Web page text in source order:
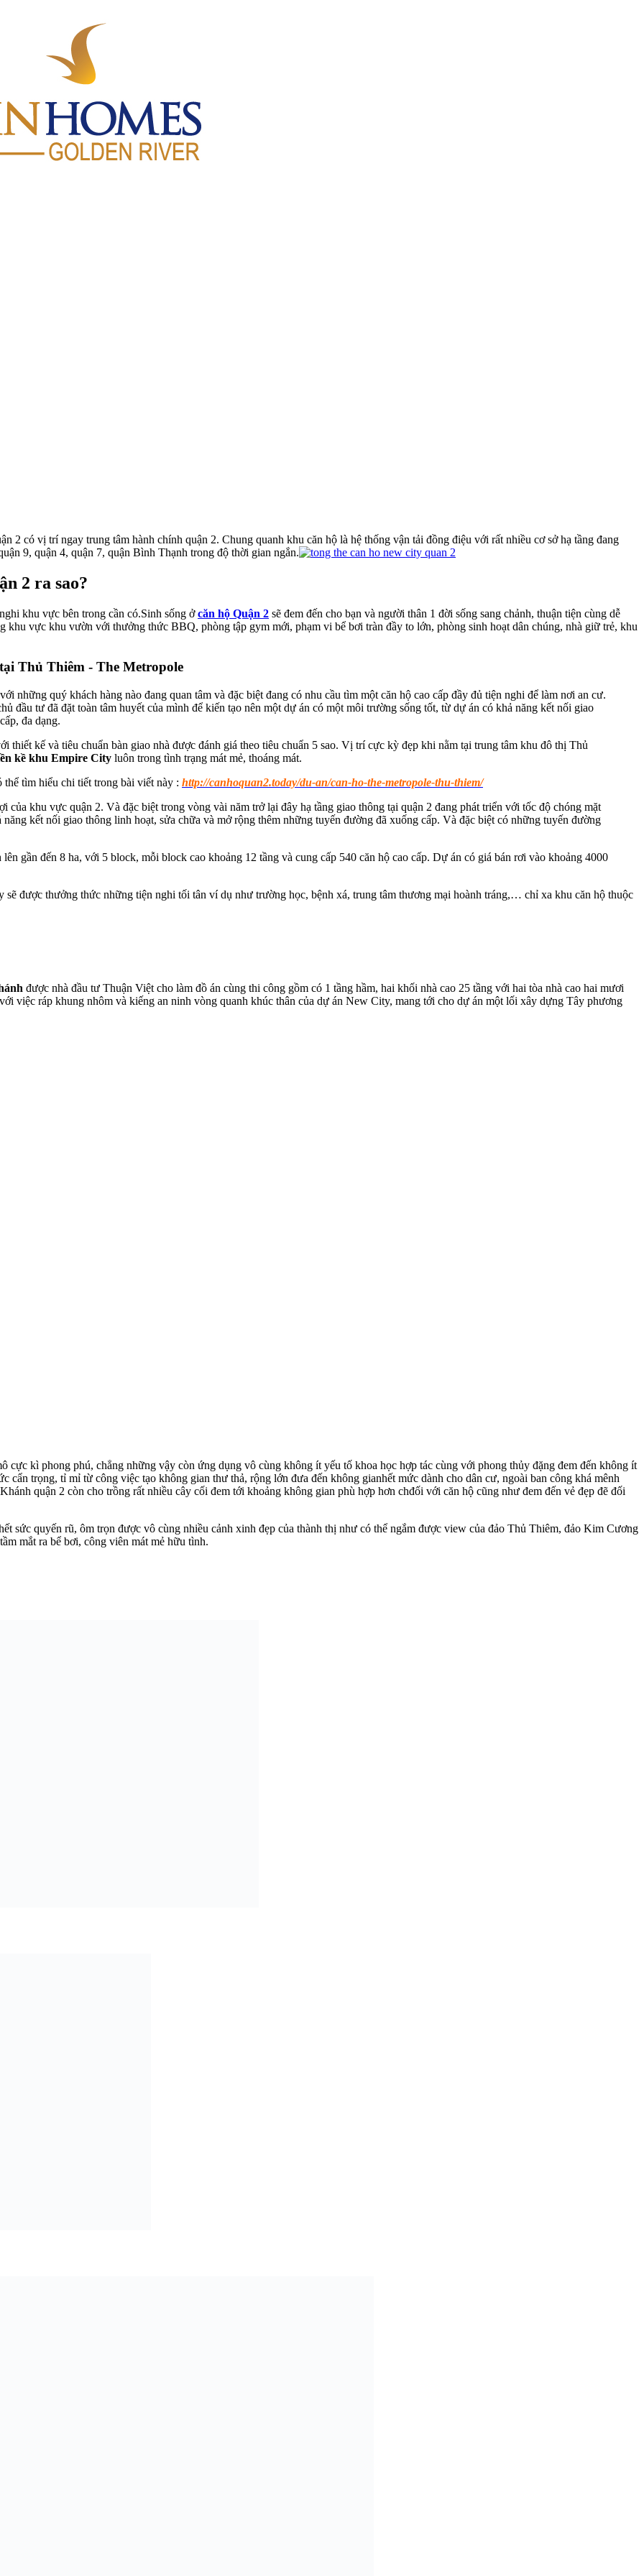
2 có vị trí ngay trung tâm hành chính quận 2. Chung quanh khu căn hộ là hệ thống vận tải đồng điệu với rất nhiều cơ sở hạ tầng đang
9, quận 4, quận 7, quận Bình Thạnh trong độ thời gian ngắn.
2 ra sao?
khu vực bên trong cần có.Sinh sống ởcăn hộ Quận 2 sẽ đem đến cho bạn và người thân 1 đời sống sang chảnh, thuận tiện cùng dễ
khu vực khu vườn với thưởng thức BBQ, phòng tập gym mới, phạm vi bể bơi tràn đầy to lớn, phòng sinh hoạt dân chúng, nhà giữ trẻ, khu
Thủ Thiêm - The Metropole
những quý khách hàng nào đang quan tâm và đặc biệt đang có nhu cầu tìm một căn hộ cao cấp đầy đủ tiện nghi để làm nơi an cư.
đầu tư đã đặt toàn tâm huyết của mình để kiến tạo nên một dự án có một môi trường sống tốt, từ dự án có khả năng kết nối giao
đa dạng.
thiết kế và tiêu chuẩn bàn giao nhà được đánh giá theo tiêu chuẩn 5 sao. Vị trí cực kỳ đẹp khi nằm tại trung tâm khu đô thị Thủ
kề khu Empire City luôn trong tình trạng mát mẻ, thoáng mát.
thể tìm hiểu chi tiết trong bài viết này : http://canhoquan2.today/du-an/can-ho-the-metropole-thu-thiem/
của khu vực quận 2. Và đặc biệt trong vòng vài năm trở lại đây hạ tầng giao thông tại quận 2 đang phát triển với tốc độ chóng mặt
kết nối giao thông linh hoạt, sửa chữa và mở rộng thêm những tuyến đường đã xuống cấp. Và đặc biệt có những tuyến đường
gần đến 8 ha, với 5 block, mỗi block cao khoảng 12 tầng và cung cấp 540 căn hộ cao cấp. Dự án có giá bán rơi vào khoảng 4000
được thưởng thức những tiện nghi tối tân ví dụ như trường học, bệnh xá, trung tâm thương mại hoành tráng,… chỉ xa khu căn hộ thuộc
được nhà đầu tư Thuận Việt cho làm đồ án cùng thi công gồm có 1 tầng hầm, hai khối nhà cao 25 tầng với hai tòa nhà cao hai mươi
việc ráp khung nhôm và kiếng an ninh vòng quanh khúc thân của dự án New City, mang tới cho dự án một lối xây dựng Tây phương
cực kì phong phú, chẳng những vậy còn ứng dụng vô cùng không ít yếu tố khoa học hợp tác cùng với phong thủy đặng đem đến không ít
cẩn trọng, tỉ mỉ từ công việc tạo không gian thư thả, rộng lớn đưa đến không gianhết mức dành cho dân cư, ngoài ban công khá mênh
quận 2 còn cho trồng rất nhiều cây cối đem tới khoảng không gian phù hợp hơn chđối với căn hộ cũng như đem đến vẻ đẹp đẽ đối
sức quyến rũ, ôm trọn được vô cùng nhiều cảnh xinh đẹp của thành thị như có thể ngắm được view của đảo Thủ Thiêm, đảo Kim Cương
mắt ra bể bơi, công viên mát mẻ hữu tình.